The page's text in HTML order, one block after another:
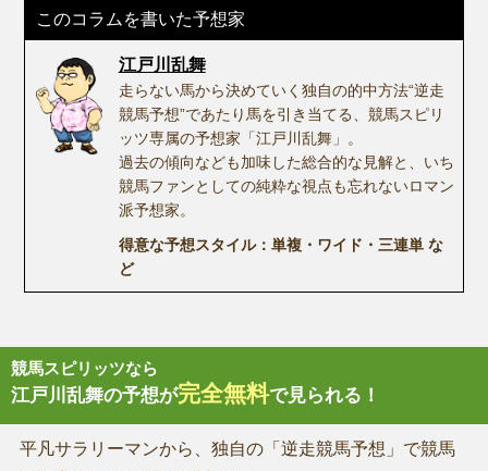
このコラムを書いた予想家
江戸川乱舞
走らない馬から決めていく独自の的中方法“逆走
競馬予想”であたり馬を引き当てる、競馬スピリ
ッツ専属の予想家「江戸川乱舞」。
過去の傾向なども加味した総合的な見解と、いち
競馬ファンとしての純粋な視点も忘れないロマン
派予想家。
得意な予想スタイル：単複・ワイド・三連単 な
ど
競馬スピリッツなら
江戸川乱舞の予想が完全無料で見られる！
平凡サラリーマンから、独自の「逆走競馬予想」で競馬